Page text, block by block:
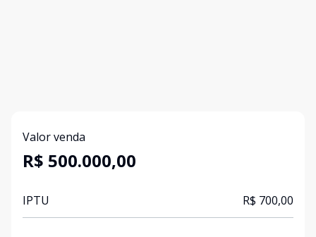
Valor venda
R$ 500.000,00
IPTU R$ 700,00